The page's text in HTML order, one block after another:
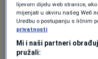
Tako je uostalom
Rogana (Joe
slučajno
lijevom dijelu web stranice,
mijenjati u okviru našeg Wеб
Uredbu o postupanju s ličnim
privatnosti
Mi i naši partneri
pružali: